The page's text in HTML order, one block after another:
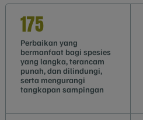
175
Perbaikan yang
bermanfaat bagi spesies
yang langka, terancam
punah, dan dilindungi,
serta mengurangi
tangkapan sampingan